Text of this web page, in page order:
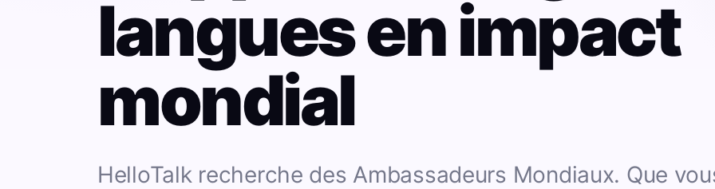
langues en impact
mondial
HelloTalk recherche des Ambassadeurs Mondiaux. Que